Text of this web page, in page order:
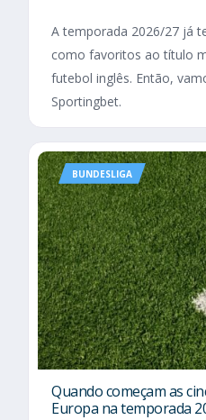
A temporada 2026/27 já
como favoritos ao título
futebol inglês. Então,
Sportingbet.
BUNDESLIGA
Quando começam as
Europa na temporada